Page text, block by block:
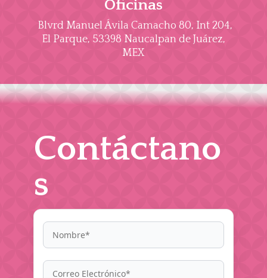
Oficinas
Blvrd Manuel Ávila Camacho 80, Int 204,
El Parque, 53398 Naucalpan de Juárez,
MEX
Contáctano
s